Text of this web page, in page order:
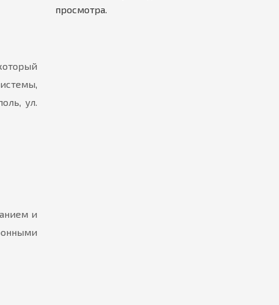
ул.
и
просмотра.